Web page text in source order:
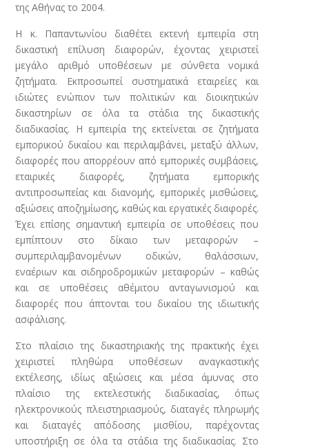
της Αθήνας το 2004.
Η κ. Παπαντωνίου διαθέτει εκτενή εμπειρία στη
δικαστική επίλυση διαφορών, έχοντας χειριστεί
μεγάλο αριθμό υποθέσεων με σύνθετα νομικά
ζητήματα. Εκπροσωπεί συστηματικά εταιρείες και
ιδιώτες ενώπιον των πολιτικών και διοικητικών
δικαστηρίων σε όλα τα στάδια της δικαστικής
διαδικασίας. Η εμπειρία της εκτείνεται σε ζητήματα
εμπορικού δικαίου και περιλαμβάνει, μεταξύ άλλων,
διαφορές που απορρέουν από εμπορικές συμβάσεις,
εταιρικές διαφορές, ζητήματα εμπορικής
αντιπροσωπείας και διανομής, εμπορικές μισθώσεις,
αξιώσεις αποζημίωσης, καθώς και εργατικές διαφορές.
Έχει επίσης σημαντική εμπειρία σε υποθέσεις που
εμπίπτουν στο δίκαιο των μεταφορών –
συμπεριλαμβανομένων οδικών, θαλάσσιων,
εναέριων και σιδηροδρομικών μεταφορών – καθώς
και σε υποθέσεις αθέμιτου ανταγωνισμού και
διαφορές που άπτονται του δικαίου της ιδιωτικής
ασφάλισης.
Στο πλαίσιο της δικαστηριακής της πρακτικής έχει
χειριστεί πληθώρα υποθέσεων αναγκαστικής
εκτέλεσης, ιδίως αξιώσεις και μέσα άμυνας στο
πλαίσιο της εκτελεστικής διαδικασίας, όπως
ηλεκτρονικούς πλειστηριασμούς, διαταγές πληρωμής
και διαταγές απόδοσης μισθίου, παρέχοντας
υποστήριξη σε όλα τα στάδια της διαδικασίας. Στο